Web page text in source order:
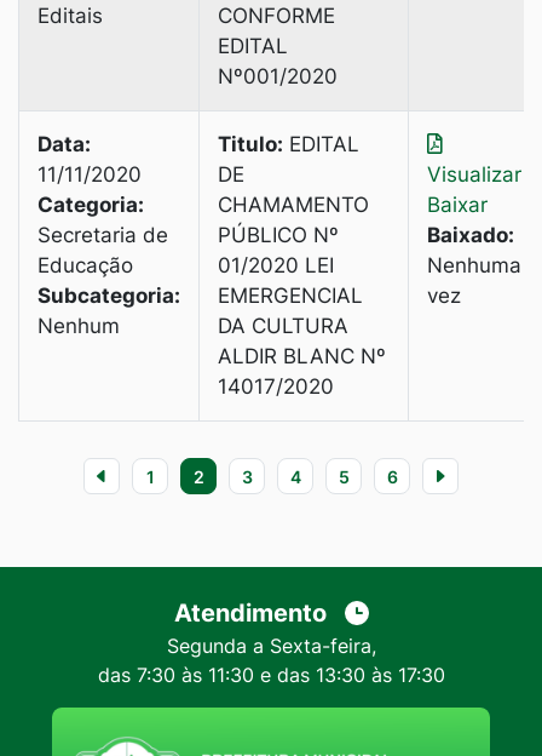
Editais
CONFORME
EDITAL
Nº001/2020
Data:
11/11/2020
Categoria:
Secretaria de
Educação
Subcategoria:
Nenhum
Titulo: EDITAL
DE
CHAMAMENTO
PÚBLICO Nº
01/2020 LEI
EMERGENCIAL
DA CULTURA
ALDIR BLANC Nº
14017/2020
Visualizar
Baixar
Baixado:
Nenhuma
vez
1 2 3 4 5 6
Atendimento
Segunda a Sexta-feira,
das 7:30 às 11:30 e das 13:30 às 17:30